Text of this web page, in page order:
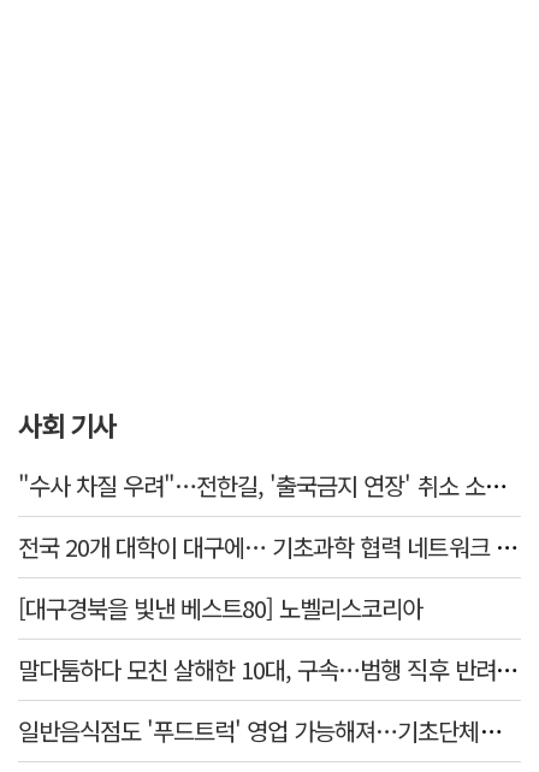
사회 기사
"수사 차질 우려"…전한길, '출국금지 연장' 취소 소송 패소
전국 20개 대학이 대구에… 기초과학 협력 네트워크 출범하다
[대구경북을 빛낸 베스트80] 노벨리스코리아
말다툼하다 모친 살해한 10대, 구속…범행 직후 반려견도 죽여
일반음식점도 '푸드트럭' 영업 가능해져…기초단체별 조례 개정 움직임